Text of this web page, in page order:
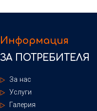
Информация
ЗА ПОТРЕБИТЕЛЯ
За нас
Услуги
Галерия